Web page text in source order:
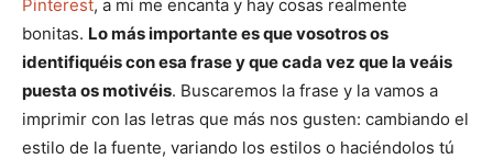
Pinterest, a mi me encanta y hay cosas realmente
bonitas. Lo más importante es que vosotros os
identifiquéis con esa frase y que cada vez que la veáis
puesta os motivéis. Buscaremos la frase y la vamos a
imprimir con las letras que más nos gusten: cambiando el
estilo de la fuente, variando los estilos o haciéndolos tú